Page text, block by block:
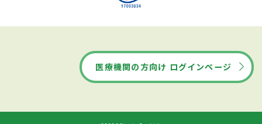
医療機関の方向け ログインページ